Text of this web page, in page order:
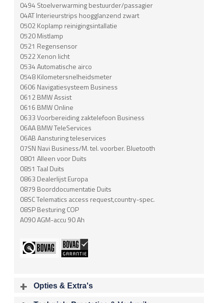
0494 Stoelverwarming bestuurder/passagier
04AT Interieurstrips hoogglanzend zwart
0502 Koplamp reinigingsintallatie
0520 Mistlamp
0521 Regensensor
0522 Xenon licht
0534 Automatische airco
0548 Kilometersnelheidsmeter
0606 Navigatiesysteem Business
0612 BMW Assist
0616 BMW Online
0633 Voorbereiding zaktelefoon Business
06AA BMW TeleServices
06AB Aansturing teleservices
07SN Navi Business/M. tel. voorber. Bluetooth
0801 Alleen voor Duits
0851 Taal Duits
0863 Dealerlijst Europa
0879 Boorddocumentatie Duits
08SC Telematics access request,country-spec.
08SP Besturing COP
A090 AGM-accu 90 Ah
Opties & Extra's